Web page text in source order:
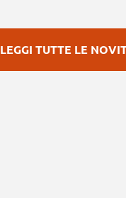
LEGGI TUTTE LE